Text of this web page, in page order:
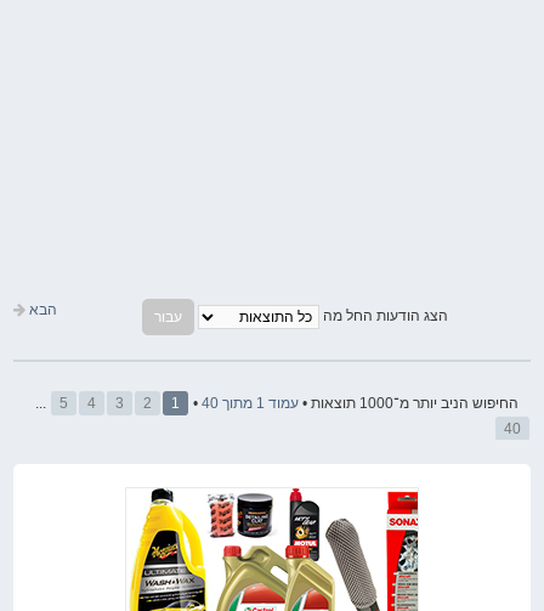
הבא הצג הודעות החל מה
החיפוש הניב יותר מ־1000 תוצאות • עמוד 1 מתוך40
•
1
2
3
4
5
...
40